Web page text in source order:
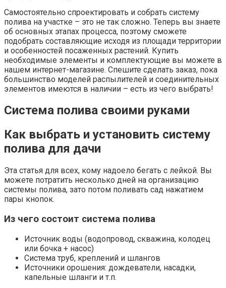
Самостоятельно спроектировать и собрать систему
полива на участке – это не так сложно. Теперь вы знаете
об основных этапах процесса, поэтому сможете
подобрать составляющие исходя из площади территории
и особенностей посаженных растений. Купить
необходимые элементы и комплектующие вы можете в
нашем интернет-магазине. Спешите сделать заказ, пока
большинство моделей распылителей и соединительных
элементов имеются в наличии – есть из чего выбрать!
Система полива своими руками
Как выбрать и установить систему
полива для дачи
Эта статья для всех, кому надоело бегать с лейкой. Вы
можете потратить несколько дней на организацию
системы полива, зато потом поливать сад нажатием
пары кнопок.
Из чего состоит система полива
Источник воды (водопровод, скважина, колодец
или бочка + насос)
Система труб, креплений и шлангов
Источники орошения: дождеватели, насадки,
капельные шланги и т.п.